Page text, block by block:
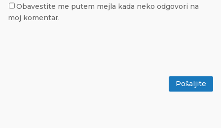
Obavestite me putem mejla kada neko odgovori na
moj komentar.
Pošaljite